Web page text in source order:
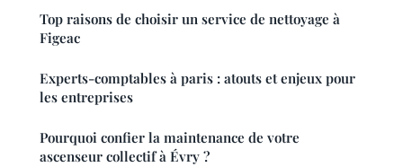
Top raisons de choisir un service de nettoyage à
Figeac
Experts-comptables à paris : atouts et enjeux pour
les entreprises
Pourquoi confier la maintenance de votre
ascenseur collectif à Évry ?